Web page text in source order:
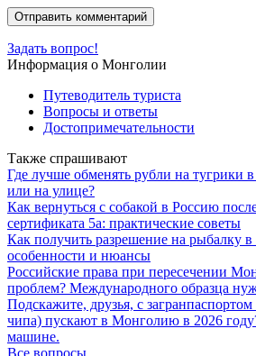
Задать вопрос!
Информация о Монголии
Путеводитель туриста
Вопросы и ответы
Достопримечательности
Также спрашивают
Где лучше обменять рубли на тугрики
или на улице?
Как вернуться с собакой в Россию
сертификата 5а: практические советы
Как получить разрешение на рыбалку
особенности и нюансы
Российские права при пересечении
проблем? Международного образца
Подскажите, друзья, с загранпаспортом
чипа) пускают в Монголию в 2026
машине.
Все вопросы